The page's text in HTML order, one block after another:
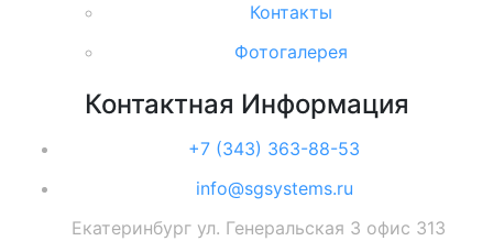
Контакты
Фотогалерея
Контактная Информация
+7 (343) 363-88-53
info@sgsystems.ru
Екатеринбург ул. Генеральская 3 офис 313